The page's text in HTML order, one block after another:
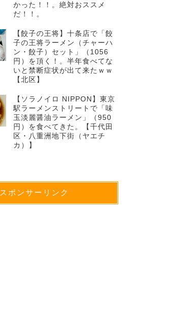
かった！！。絶対おススメ
だ！！。
【餃子の王将】十条店で「餃
子の王将ラーメン（チャーハ
ン・餃子）セット」（1056
円）を頂く！。半年食べてな
いと禁断症状が出て来たｗｗ
【北区】
【ソラノイロ NIPPON】東京
駅ラーメンストリートで「味
玉淡麗醤油ラーメン」（950
円）を食べてきた。【千代田
区・八重洲地下街（ヤエチ
カ）】
スポンサーリンク